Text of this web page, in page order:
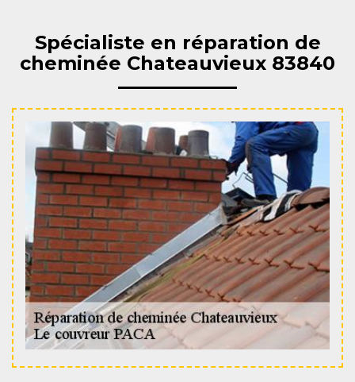
Spécialiste en réparation de
cheminée Chateauvieux 83840